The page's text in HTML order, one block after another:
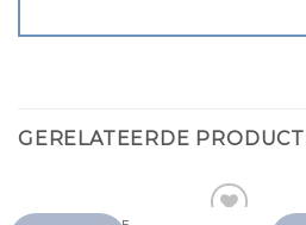
GERELATEERDE